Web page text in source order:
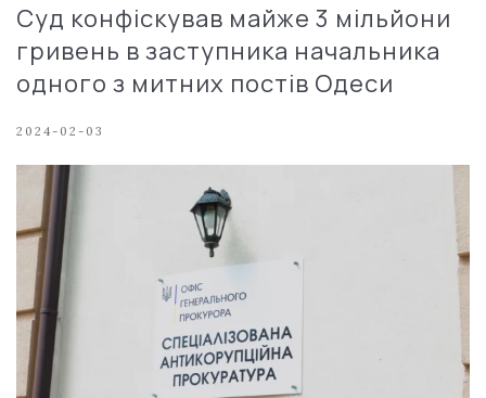
Суд конфіскував майже 3 мільйони
гривень в заступника начальника
одного з митних постів Одеси
2024-02-03